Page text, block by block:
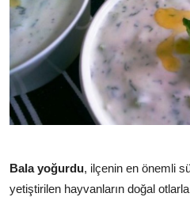
Bala yoğurdu, ilçenin en önemli
yetiştirilen hayvanların doğal